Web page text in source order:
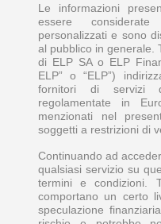
Le informazioni
essere
personalizzati e sono
al pubblico in generale.
di ELP SA o ELP
ELP” o “ELP”)
fornitori di servizi
regolamentate in
menzionati nel
soggetti a restrizioni di
Continuando ad
qualsiasi servizio su
termini e condizioni.
comportano un certo
speculazione